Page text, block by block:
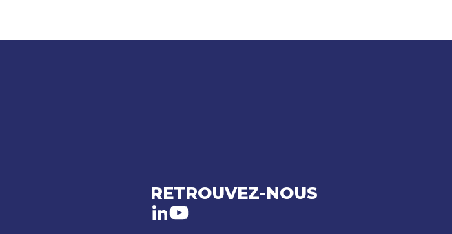
RETROUVEZ-NOUS
LinkedIn
Youtube